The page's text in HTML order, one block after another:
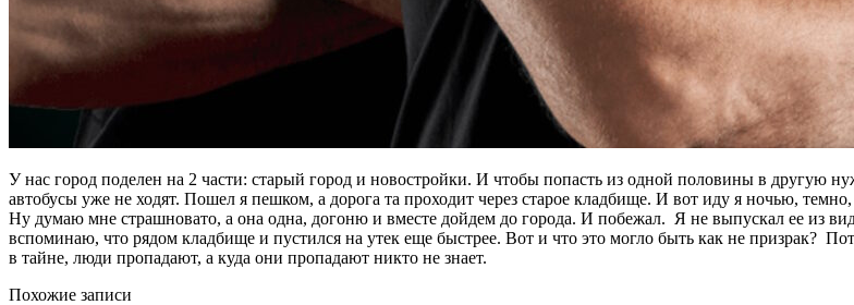
У нас город поделен на 2 части: старый город и новостройки. И чтобы попасть из одной половины в другую
автобусы уже не ходят. Пошел я пешком, а дорога та проходит через старое кладбище. И вот иду я ночью,
Ну думаю мне страшновато, а она одна, догоню и вместе дойдем до города. И побежал. Я не выпускал ее из
вспоминаю, что рядом кладбище и пустился на утек еще быстрее. Вот и что это могло быть как не призрак?
в тайне, люди пропадают, а куда они пропадают никто не знает.
Похожие записи